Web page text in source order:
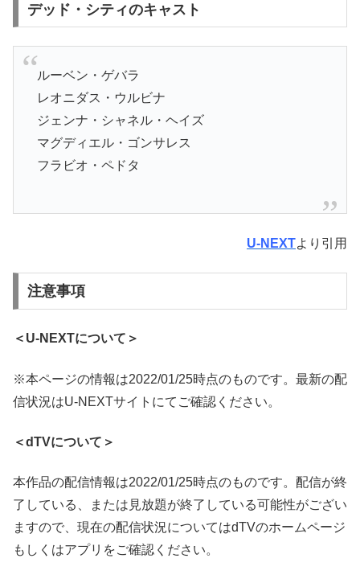
デッド・シティのキャスト
ルーベン・ゲバラ
レオニダス・ウルビナ
ジェンナ・シャネル・ヘイズ
マグディエル・ゴンサレス
フラビオ・ペドタ
U-NEXTより引用
注意事項
＜U-NEXTについて＞
※本ページの情報は2022/01/25時点のものです。最新の配
信状況はU-NEXTサイトにてご確認ください。
＜dTVについて＞
本作品の配信情報は2022/01/25時点のものです。配信が終
了している、または見放題が終了している可能性がござい
ますので、現在の配信状況についてはdTVのホームページ
もしくはアプリをご確認ください。